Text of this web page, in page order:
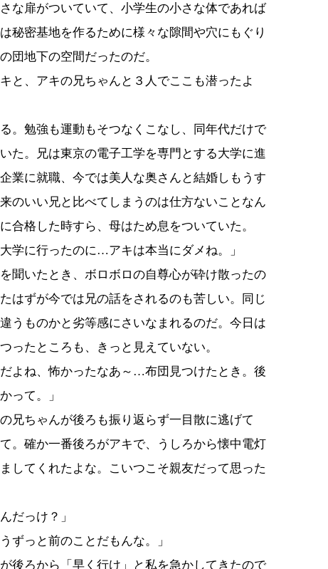
な扉がついていて、小学生の小さな体であれば
秘密基地を作るために様々な隙間や穴にもぐり
団地下の空間だったのだ。
と、アキの兄ちゃんと３人でここも潜ったよ
。勉強も運動もそつなくこなし、同年代だけで
た。兄は東京の電子工学を専門とする大学に進
業に就職、今では美人な奥さんと結婚しもうす
のいい兄と比べてしまうのは仕方ないことなん
合格した時すら、母はため息をついていた。
学に行ったのに…アキは本当にダメね。」
聞いたとき、ボロボロの自尊心が砕け散ったの
はずが今では兄の話をされるのも苦しい。同じ
うものかと劣等感にさいなまれるのだ。今日は
ったところも、きっと見えていない。
だよね、怖かったなあ～…布団見つけたとき。後
って。」
兄ちゃんが後ろも振り返らず一目散に逃げて
。確か一番後ろがアキで、うしろから懐中電灯
してくれたよな。こいつこそ親友だって思った
だっけ？」
ずっと前のことだもんな。」
後ろから「早く行け」と私を急かしてきたので